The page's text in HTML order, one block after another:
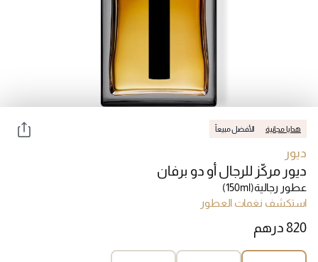
هدايا مجانية الأفضل مبيعاً
ديور
ديور مركّز للرجال أو دو برفان
عطور رجالية(150ml)
استكشف نغمات العطور